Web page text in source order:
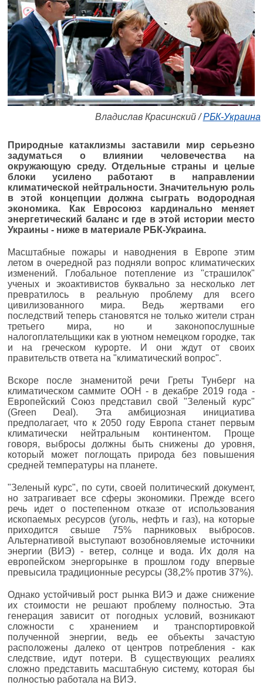
Владислав Красинский /РБК-Украина
Природные катаклизмы заставили мир серьезно
задуматься о влиянии человечества на
окружающую среду. Отдельные страны и целые
блоки усилено работают в направлении
климатической нейтральности. Значительную роль
в этой концепции должна сыграть водородная
экономика. Как Евросоюз кардинально меняет
энергетический баланс и где в этой истории место
Украины - ниже в материале РБК-Украина.
Масштабные пожары и наводнения в Европе этим
летом в очередной раз подняли вопрос климатических
изменений. Глобальное потепление из "страшилок"
ученых и экоактивистов буквально за несколько лет
превратилось в реальную проблему для всего
цивилизованного мира. Ведь жертвами его
последствий теперь становятся не только жители стран
третьего мира, но и законопослушные
налогоплательщики как в уютном немецком городке, так
и на греческом курорте. И они ждут от своих
правительств ответа на "климатический вопрос".
Вскоре после знаменитой речи Греты Тунберг на
климатическом саммите ООН - в декабре 2019 года -
Европейский Союз представил свой "Зеленый курс"
(Green Deal). Эта амбициозная инициатива
предполагает, что к 2050 году Европа станет первым
климатически нейтральным континентом. Проще
говоря, выбросы должны быть снижены до уровня,
который может поглощать природа без повышения
средней температуры на планете.
"Зеленый курс", по сути, своей политический документ,
но затрагивает все сферы экономики. Прежде всего
речь идет о постепенном отказе от использования
ископаемых ресурсов (уголь, нефть и газ), на которые
приходится свыше 75% парниковых выбросов.
Альтернативой выступают возобновляемые источники
энергии (ВИЭ) - ветер, солнце и вода. Их доля на
европейском энергорынке в прошлом году впервые
превысила традиционные ресурсы (38,2% против 37%).
Однако устойчивый рост рынка ВИЭ и даже снижение
их стоимости не решают проблему полностью. Эта
генерация зависит от погодных условий, возникают
сложности с хранением и транспортировкой
полученной энергии, ведь ее объекты зачастую
расположены далеко от центров потребления - как
следствие, идут потери. В существующих реалиях
сложно представить масштабную систему, которая бы
полностью работала на ВИЭ.